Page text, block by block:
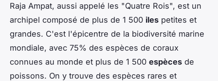
Raja Ampat, aussi appelé les "Quatre Rois", est un
archipel composé de plus de 1 500 iles petites et
grandes. C'est l'épicentre de la biodiversité marine
mondiale, avec 75% des espèces de coraux
connues au monde et plus de 1 500 espèces de
poissons. On y trouve des espèces rares et